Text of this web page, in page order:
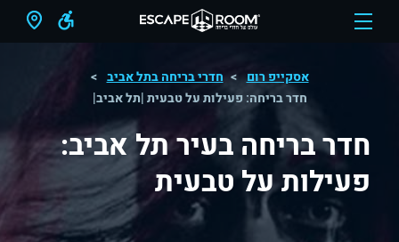
אסקייפ רום
חדרי בריחה בתל אביב
חדר בריחה: פעילות על טבעית |תל אביב|
חדר בריחה בעיר תל אביב:
פעילות על טבעית